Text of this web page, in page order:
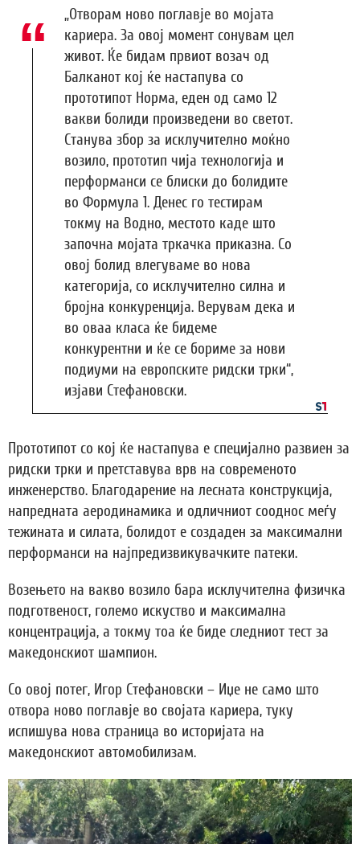
„Отворам ново поглавје во мојата
кариера. За овој момент сонувам цел
живот. Ќе бидам првиот возач од
Балканот кој ќе настапува со
прототипот Норма, еден од само 12
вакви болиди произведени во светот.
Станува збор за исклучително моќно
возило, прототип чија технологија и
перформанси се блиски до болидите
во Формула 1. Денес го тестирам
токму на Водно, местото каде што
започна мојата тркачка приказна. Со
овој болид влегуваме во нова
категорија, со исклучително силна и
бројна конкуренција. Верувам дека и
во оваа класа ќе бидеме
конкурентни и ќе се бориме за нови
подиуми на европските ридски трки“,
изјави Стефановски.
Прототипот со кој ќе настапува е специјално развиен за
ридски трки и претставува врв на современото
инженерство. Благодарение на лесната конструкција,
напредната аеродинамика и одличниот сооднос меѓу
тежината и силата, болидот е создаден за максимални
перформанси на најпредизвикувачките патеки.
Возењето на вакво возило бара исклучителна физичка
подготвеност, големо искуство и максимална
концентрација, а токму тоа ќе биде следниот тест за
македонскиот шампион.
Со овој потег, Игор Стефановски – Иџе не само што
отвора ново поглавје во својата кариера, туку
испишува нова страница во историјата на
македонскиот автомобилизам.